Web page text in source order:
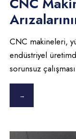
CNC makineleri,
endüstriyel
sorunsuz
→